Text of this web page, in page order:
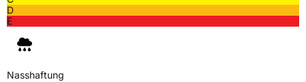
ZustandNeureifen
M+S
VerstärktXL
D
E
Nasshaftung